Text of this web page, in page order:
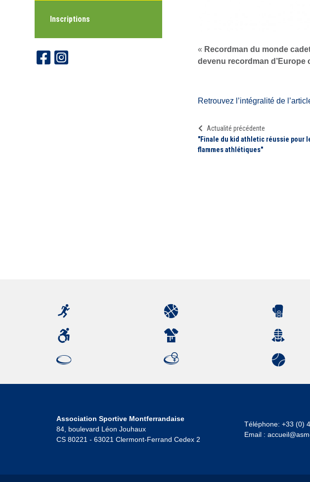
Inscriptions
« Recordman du monde
devenu recordman d’Europe
Retrouvez l’intégralité de
Actualité précédente
"Finale du kid athletic réussie pour
flammes athlétiques"
Association Sportive Montferrandaise
84, boulevard Léon Jouhaux
CS 80221 - 63021 Clermont-Ferrand Cedex 2
Téléphone: +33 (0)
Email :